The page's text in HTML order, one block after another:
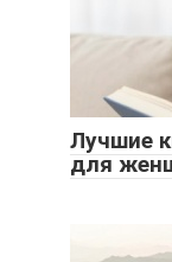
Лучшие
для